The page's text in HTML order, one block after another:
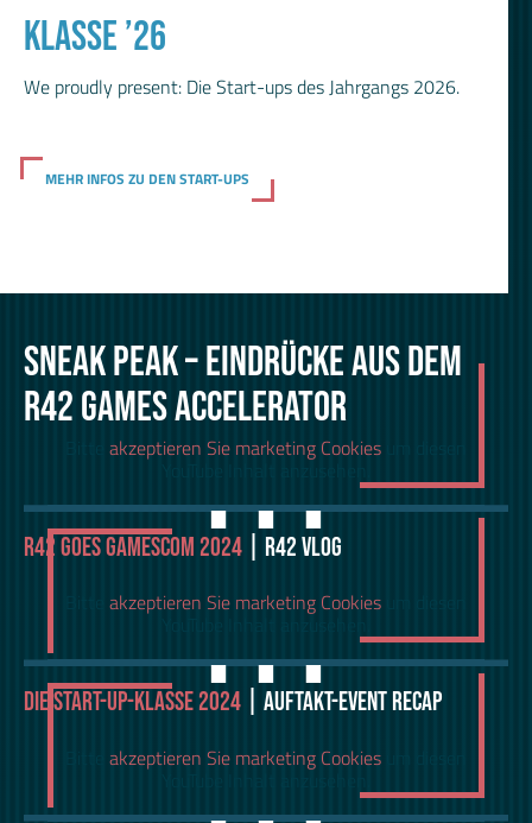
KLASSE ’26
We proudly present: Die Start-ups des Jahrgangs 2026.
MEHR INFOS ZU DEN START-UPS
SNEAK PEAK – EINDRÜCKE AUS DEM
R42 GAMES ACCELERATOR
⋯
akzeptieren Sie marketing Cookies
R42 GOES GAMESCOM 2024 | R42 VLOG
⋯
akzeptieren Sie marketing Cookies
DIE START-UP-KLASSE 2024 | AUFTAKT-EVENT RECAP
akzeptieren Sie marketing Cookies